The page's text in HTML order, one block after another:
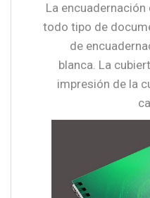
La
todo tipo de
de
blanca. La
impresión de la